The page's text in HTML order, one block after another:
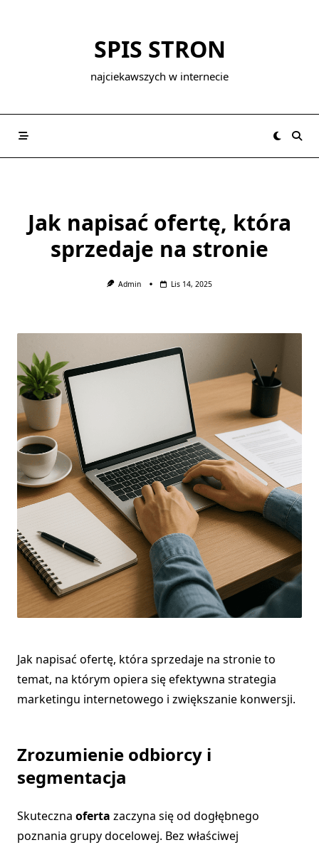
SPIS STRON
najciekawszych w internecie
Jak napisać ofertę, która
sprzedaje na stronie
Admin Lis 14, 2025
Jak napisać ofertę, która sprzedaje na stronie to
temat, na którym opiera się efektywna strategia
marketingu internetowego i zwiększanie konwersji.
Zrozumienie odbiorcy i
segmentacja
Skuteczna oferta zaczyna się od dogłębnego
poznania grupy docelowej. Bez właściwej